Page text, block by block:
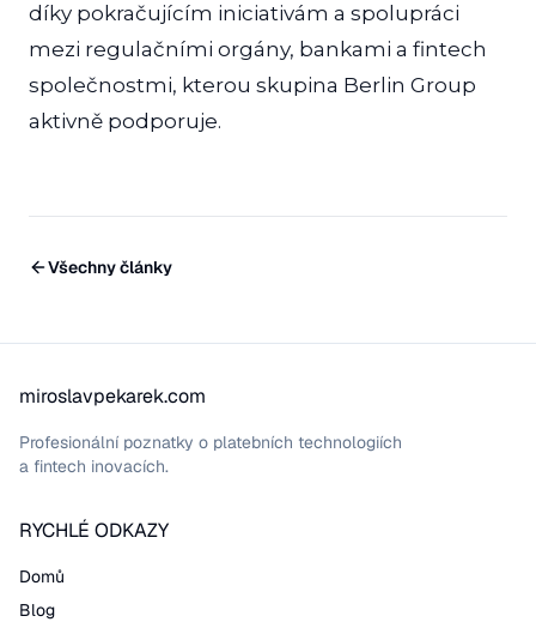
díky pokračujícím iniciativám a spolupráci
mezi regulačními orgány, bankami a fintech
společnostmi, kterou skupina Berlin Group
aktivně podporuje.
Všechny články
miroslavpekarek.com
Profesionální poznatky o platebních technologiích
a fintech inovacích.
RYCHLÉ ODKAZY
Domů
Blog